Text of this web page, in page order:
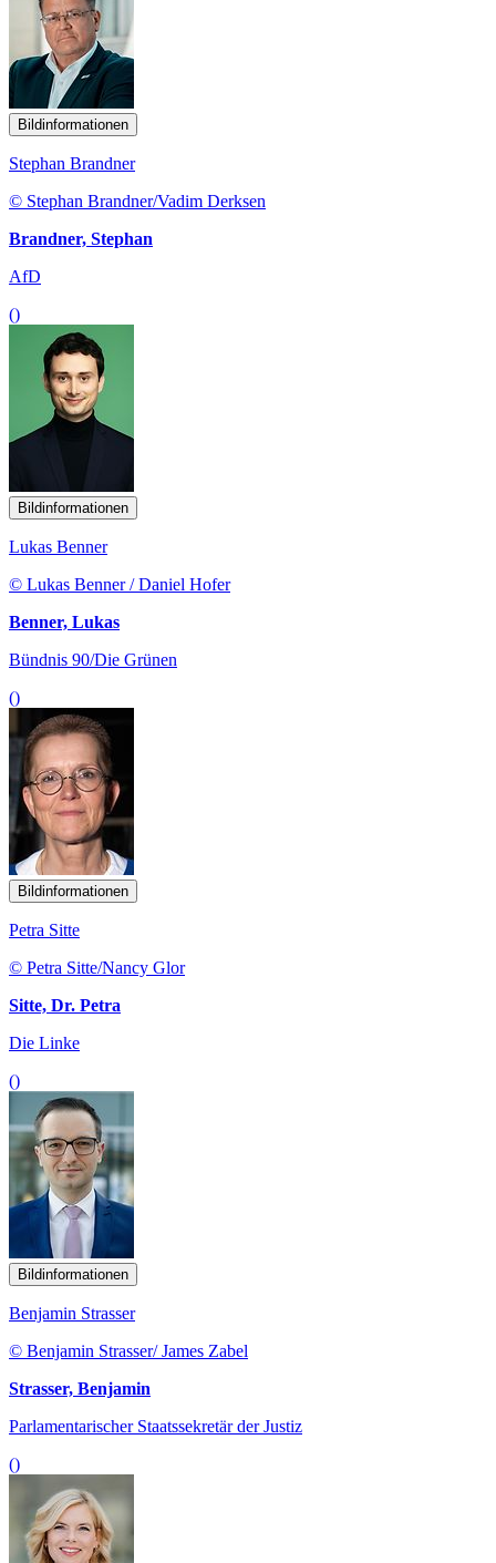
Bildinformationen
Stephan Brandner
© Stephan Brandner/Vadim Derksen
Brandner, Stephan
AfD
()
Bildinformationen
Lukas Benner
© Lukas Benner / Daniel Hofer
Benner, Lukas
Bündnis 90/Die Grünen
()
Bildinformationen
Petra Sitte
© Petra Sitte/Nancy Glor
Sitte, Dr. Petra
Die Linke
()
Bildinformationen
Benjamin Strasser
© Benjamin Strasser/ James Zabel
Strasser, Benjamin
Parlamentarischer Staatssekretär der Justiz
()